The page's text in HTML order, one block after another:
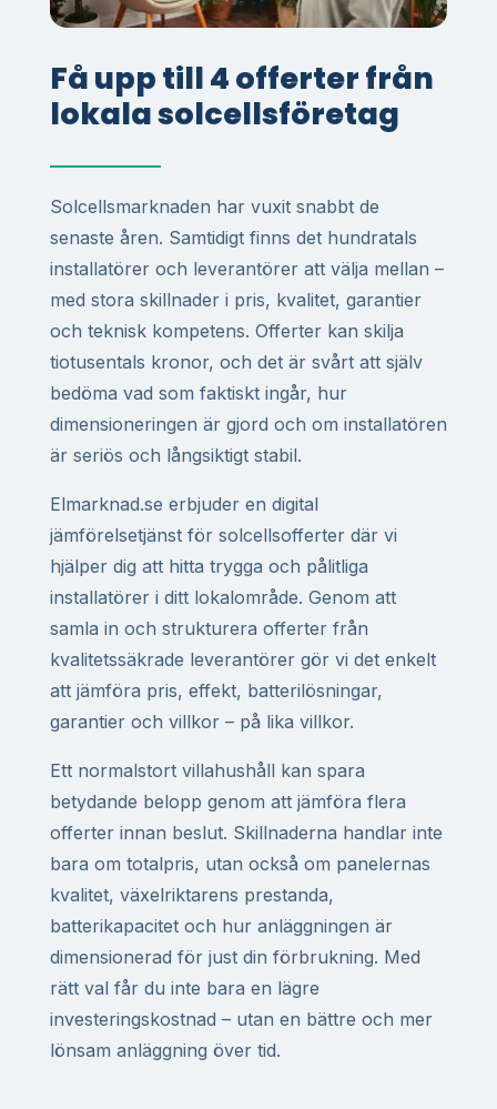
Få upp till 4 offerter från
lokala solcellsföretag
Solcellsmarknaden har vuxit snabbt de
senaste åren. Samtidigt finns det hundratals
installatörer och leverantörer att välja mellan –
med stora skillnader i pris, kvalitet, garantier
och teknisk kompetens. Offerter kan skilja
tiotusentals kronor, och det är svårt att själv
bedöma vad som faktiskt ingår, hur
dimensioneringen är gjord och om installatören
är seriös och långsiktigt stabil.
Elmarknad.se erbjuder en digital
jämförelsetjänst för solcellsofferter där vi
hjälper dig att hitta trygga och pålitliga
installatörer i ditt lokalområde. Genom att
samla in och strukturera offerter från
kvalitetssäkrade leverantörer gör vi det enkelt
att jämföra pris, effekt, batterilösningar,
garantier och villkor – på lika villkor.
Ett normalstort villahushåll kan spara
betydande belopp genom att jämföra flera
offerter innan beslut. Skillnaderna handlar inte
bara om totalpris, utan också om panelernas
kvalitet, växelriktarens prestanda,
batterikapacitet och hur anläggningen är
dimensionerad för just din förbrukning. Med
rätt val får du inte bara en lägre
investeringskostnad – utan en bättre och mer
lönsam anläggning över tid.